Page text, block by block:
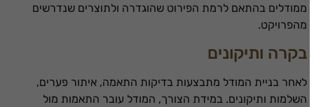
ממודלים בהתאם לרמת הפירוט שהוגדרה ולתוצרים שנדרשים
מהפרויקט.
בקרה ותיקונים
לאחר בניית המודל מתבצעות בדיקות התאמה, איתור פערים,
השלמות ותיקונים. במידת הצורך, המודל עובר התאמות מול